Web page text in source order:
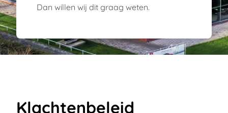
Dan willen wij dit graag weten.
Klachtenbeleid